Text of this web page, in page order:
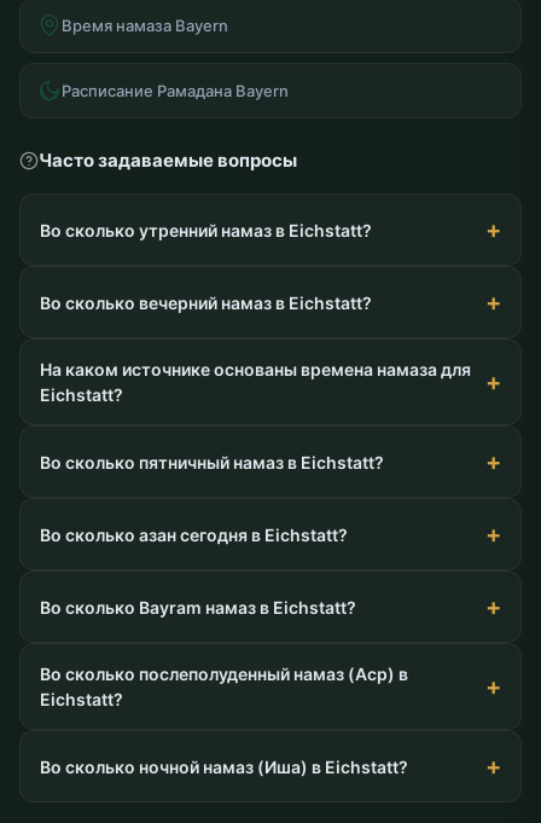
Время намаза Bayern
Расписание Рамадана Bayern
Часто задаваемые вопросы
Во сколько утренний намаз в Eichstatt?
Во сколько вечерний намаз в Eichstatt?
На каком источнике основаны времена намаза для
Eichstatt?
Во сколько пятничный намаз в Eichstatt?
Во сколько азан сегодня в Eichstatt?
Во сколько Bayram намаз в Eichstatt?
Во сколько послеполуденный намаз (Аср) в
Eichstatt?
Во сколько ночной намаз (Иша) в Eichstatt?